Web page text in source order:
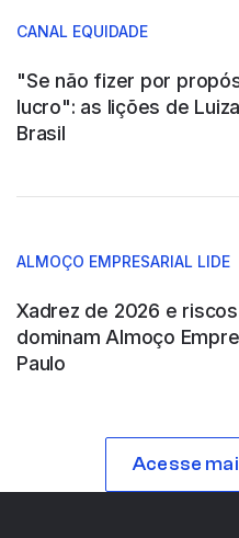
Agronegócio
CANAL EQUIDADE
"Se não fizer por
lucro": as lições de
Brasil
ALMOÇO EMPRESARIAL LIDE
Xadrez de 2026 e
dominam Almoço
Paulo
Acesse